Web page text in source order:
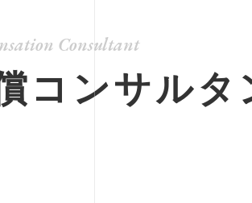
Consultant
コンサルタ